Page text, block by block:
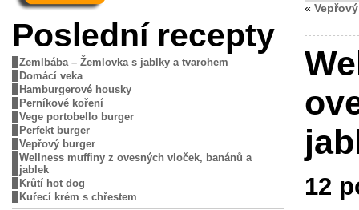
Poslední recepty
Zemlbába – Žemlovka s jablky a tvarohem
Domácí veka
Hamburgerové housky
Perníkové koření
Vege portobello burger
Perfekt burger
Vepřový burger
Wellness muffiny z ovesných vloček, banánů a
jablek
Krůtí hot dog
Kuřecí krém s chřestem
«
12